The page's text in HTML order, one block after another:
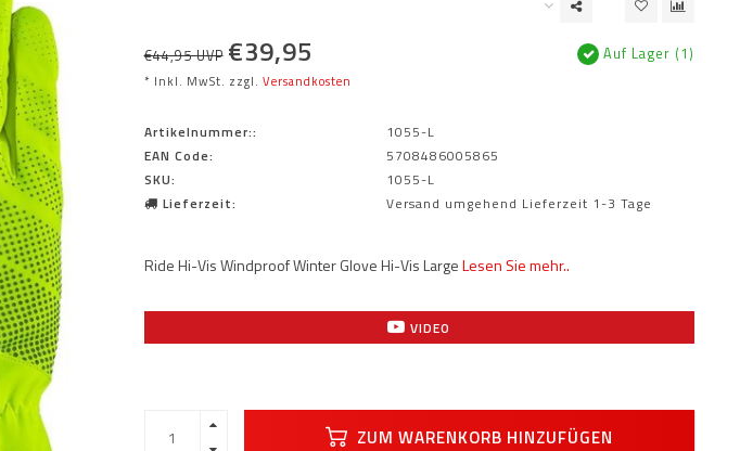
€44,95 UVP €39,95
* Inkl. MwSt. zzgl. Versandkosten
Auf Lager (1)
Artikelnummer::
1055-L
EAN Code:
5708486005865
SKU:
1055-L
Lieferzeit:
Versand umgehend Lieferzeit 1-3 Tage
Ride Hi-Vis Windproof Winter Glove Hi-Vis LargeLesen Sie mehr..
VIDEO
ZUM WARENKORB HINZUFÜGEN